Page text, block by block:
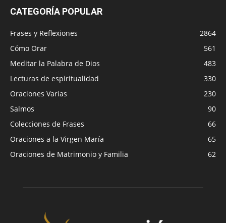
CATEGORÍA POPULAR
Frases y Reflexiones
2864
Cómo Orar
561
Meditar la Palabra de Dios
483
Lecturas de espiritualidad
330
Oraciones Varias
230
Salmos
90
Colecciones de Frases
66
Oraciones a la Virgen María
65
Oraciones de Matrimonio y Familia
62